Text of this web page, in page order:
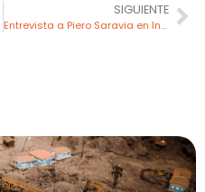
SIGUIENTE
Entrevista a Piero Saravia en Innova TI